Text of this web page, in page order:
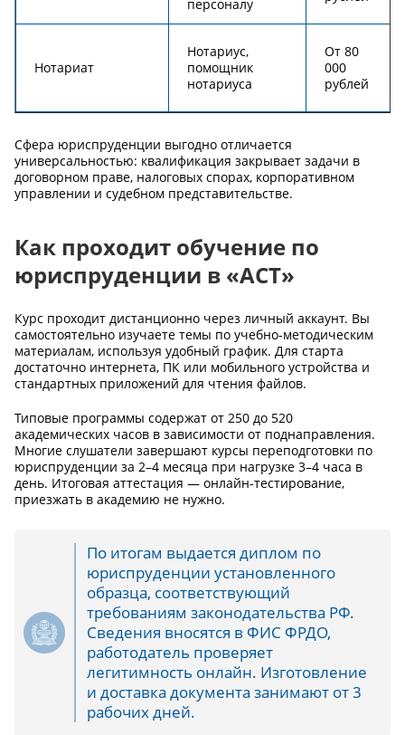
персоналу
Нотариат
Нотариус,
помощник
нотариуса
От 80
000
рублей
Сфера юриспруденции выгодно отличается
универсальностью: квалификация закрывает задачи в
договорном праве, налоговых спорах, корпоративном
управлении и судебном представительстве.
Как проходит обучение по
юриспруденции в «АСТ»
Курс проходит дистанционно через личный аккаунт. Вы
самостоятельно изучаете темы по учебно-методическим
материалам, используя удобный график. Для старта
достаточно интернета, ПК или мобильного устройства и
стандартных приложений для чтения файлов.
Типовые программы содержат от 250 до 520
академических часов в зависимости от поднаправления.
Многие слушатели завершают курсы переподготовки по
юриспруденции за 2–4 месяца при нагрузке 3–4 часа в
день. Итоговая аттестация — онлайн-тестирование,
приезжать в академию не нужно.
По итогам выдается диплом по
юриспруденции установленного
образца, соответствующий
требованиям законодательства РФ.
Сведения вносятся в ФИС ФРДО,
работодатель проверяет
легитимность онлайн. Изготовление
и доставка документа занимают от 3
рабочих дней.